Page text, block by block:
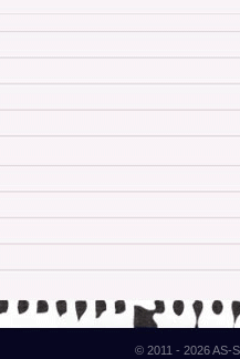
© 2011 - 2026AS-